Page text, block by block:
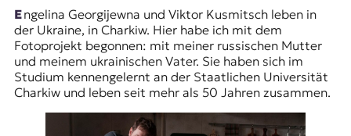
n
k
o
m
p
e
Engelina Georgijewna und Viktor Kusmitsch leben in
der Ukraine, in Charkiw. Hier habe ich mit dem
Fotoprojekt begonnen: mit meiner russischen Mutter
und meinem ukrainischen Vater. Sie haben sich im
Studium kennengelernt an der Staatlichen Universität
Charkiw und leben seit mehr als 50 Jahren zusammen.